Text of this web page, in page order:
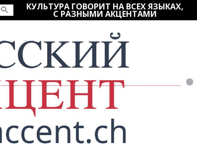
КУЛЬТУРА ГОВОРИТ НА ВСЕХ ЯЗЫКАХ,
С РАЗНЫМИ АКЦЕНТАМИ